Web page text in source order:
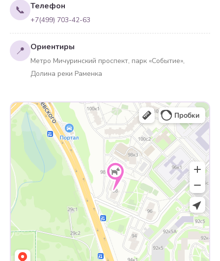
📞 Телефон
+7(499) 703-42-63
📍 Ориентиры
Метро Мичуринский проспект, парк «Событие»,
Долина реки Раменка